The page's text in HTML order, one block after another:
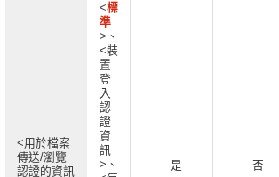
<用於檔案
傳送/瀏覽
認證的資訊
<標
準
>、
<裝
置
登
入
認
證
資
訊
>、
是 否